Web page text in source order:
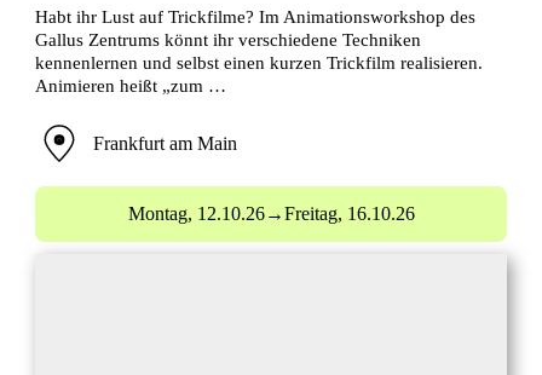
Habt ihr Lust auf Trickfilme? Im Animationsworkshop des
Gallus Zentrums könnt ihr verschiedene Techniken
kennenlernen und selbst einen kurzen Trickfilm realisieren.
Animieren heißt „zum …
Frankfurt am Main
Montag, 12.10.26→Freitag, 16.10.26